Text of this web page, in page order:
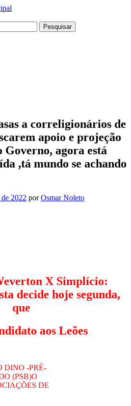
com a
a correligionários de
apoio e projeção
Governo, agora está
,tá mundo se achando
2022 porOsmar Noleto
X Simplício:
decide hoje segunda,
que
aos Leões
DINO -PRÉ-
(PSB)O
DE